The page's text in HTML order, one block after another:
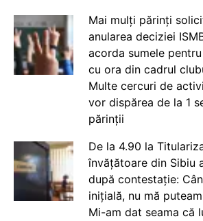
Mai mulți părinți
anularea deciziei
acorda sumele
cu ora din cadrul
Multe cercuri de
vor dispărea de la 1
părinții
De la 4.90 la
învățătoare din Sibiu
după contestație:
inițială, nu mă
Mi-am dat seama că